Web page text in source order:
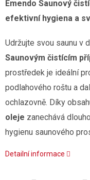
Emendo Saunový
efektivní hygiena a
Udržujte svou saunu v
Saunovým čistícím
prostředek je ideální
podlahového roštu a
ochlazovně. Díky
oleje zanechává
hygienu saunového
Detailní informace